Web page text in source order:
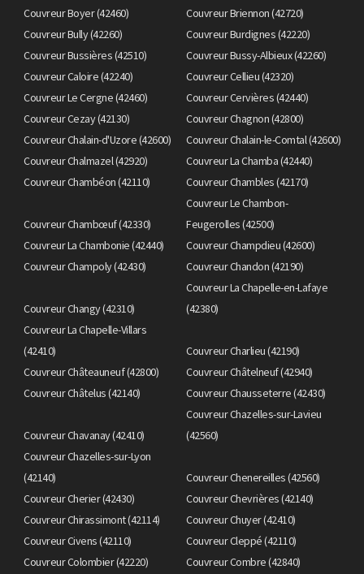
Couvreur Boyer (42460)
Couvreur Briennon (42720)
Couvreur Bully (42260)
Couvreur Burdignes (42220)
Couvreur Bussières (42510)
Couvreur Bussy-Albieux (42260)
Couvreur Caloire (42240)
Couvreur Cellieu (42320)
Couvreur Le Cergne (42460)
Couvreur Cervières (42440)
Couvreur Cezay (42130)
Couvreur Chagnon (42800)
Couvreur Chalain-d'Uzore (42600)
Couvreur Chalain-le-Comtal (42600)
Couvreur Chalmazel (42920)
Couvreur La Chamba (42440)
Couvreur Chambéon (42110)
Couvreur Chambles (42170)
Couvreur Chambœuf (42330)
Couvreur Le Chambon-
Feugerolles (42500)
Couvreur La Chambonie (42440)
Couvreur Champdieu (42600)
Couvreur Champoly (42430)
Couvreur Chandon (42190)
Couvreur Changy (42310)
Couvreur La Chapelle-en-Lafaye
(42380)
Couvreur La Chapelle-Villars
(42410)
Couvreur Charlieu (42190)
Couvreur Châteauneuf (42800)
Couvreur Châtelneuf (42940)
Couvreur Châtelus (42140)
Couvreur Chausseterre (42430)
Couvreur Chavanay (42410)
Couvreur Chazelles-sur-Lavieu
(42560)
Couvreur Chazelles-sur-Lyon
(42140)
Couvreur Chenereilles (42560)
Couvreur Cherier (42430)
Couvreur Chevrières (42140)
Couvreur Chirassimont (42114)
Couvreur Chuyer (42410)
Couvreur Civens (42110)
Couvreur Cleppé (42110)
Couvreur Colombier (42220)
Couvreur Combre (42840)